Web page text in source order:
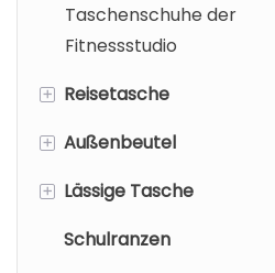
Taschenschuhe der
Fitnessstudio
+ Reisetasche
Reiserucksack
Reisetasche
Trolley-Tasche
+ Außenbeutel
Outdoor-Rucksack
+ Lässige Tasche
Lässiger Rucksack
Schulranzen